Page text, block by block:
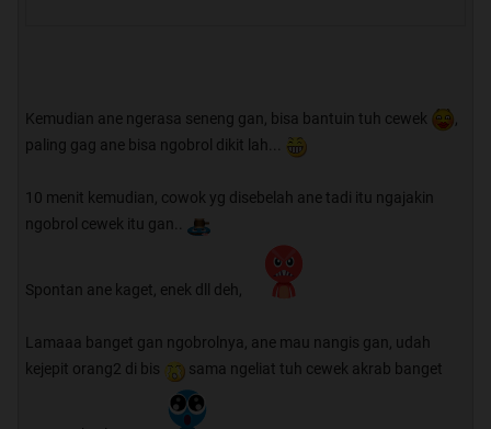
Kemudian ane ngerasa seneng gan, bisa bantuin tuh cewek
,
paling gag ane bisa ngobrol dikit lah...
10 menit kemudian, cowok yg disebelah ane tadi itu ngajakin
ngobrol cewek itu gan..
Spontan ane kaget, enek dll deh,
Lamaaa banget gan ngobrolnya, ane mau nangis gan, udah
kejepit orang2 di bis
sama ngeliat tuh cewek akrab banget